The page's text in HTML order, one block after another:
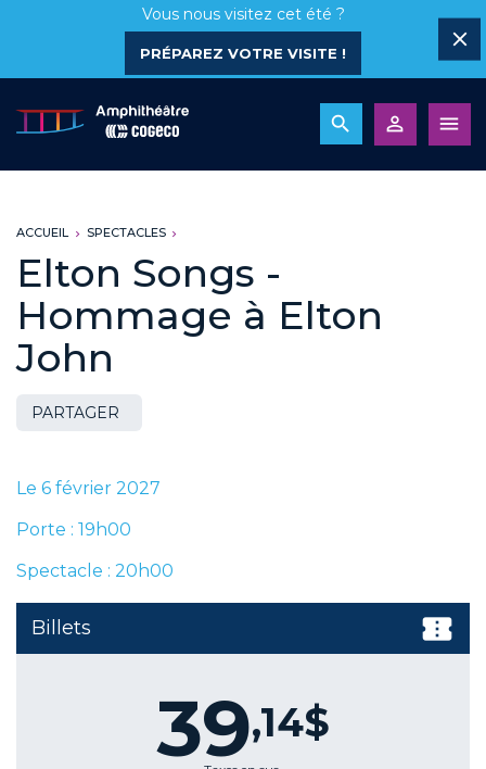
Vous nous visitez cet été ?
PRÉPAREZ VOTRE VISITE !
ACCUEIL SPECTACLES
Elton Songs -
Hommage à Elton
John
PARTAGER
Le 6 février 2027
Porte : 19h00
Spectacle : 20h00
Billets
39,14$